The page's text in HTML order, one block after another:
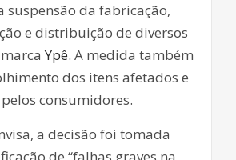
suspensão da fabricação,
e distribuição de diversos
Ypê. A medida também
dos itens afetados e
consumidores.
a decisão foi tomada